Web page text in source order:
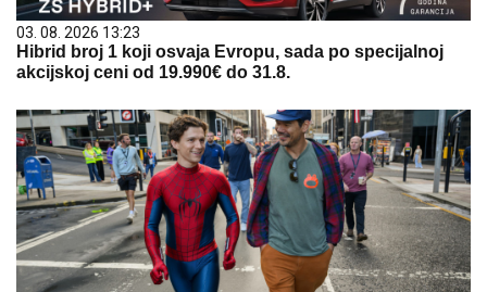
03. 08. 2026 13:23
Hibrid broj 1 koji osvaja Evropu, sada po specijalnoj
akcijskoj ceni od 19.990€ do 31.8.